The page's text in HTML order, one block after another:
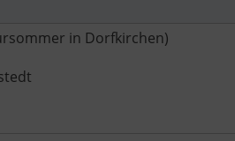
in Dorfkirchen)